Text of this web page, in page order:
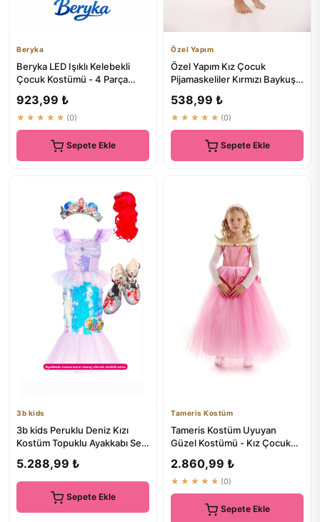
Beryka
Beryka LED Işıklı Kelebekli
Çocuk Kostümü - 4 Parça
923,99 ₺
★★★★★ (0)
Sepete Ekle
Özel Yapım
Özel Yapım Kız Çocuk
Pijamaskeliler Kırmızı Baykuş
538,99 ₺
★★★★★ (0)
Sepete Ekle
3b kids
3b kids Peruklu Deniz Kızı
Kostüm Topuklu Ayakkabı Set
5.288,99 ₺
Sepete Ekle
Tameris Kostüm
Tameris Kostüm Uyuyan
Güzel Kostümü - Kız Çocuk
Kostümleri
2.860,99 ₺
★★★★★ (0)
Sepete Ekle